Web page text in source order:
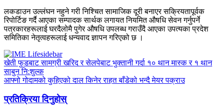
लकडाउन उल्लंघन नहुने गरी निश्चित सामाजिक दूरी बनाएर सक्रियतापूर्वक
रिपोर्टिङ गर्दै आएका सम्पादक सार्थक लगायत नियमित औषधि सेवन गर्नुपर्ने
पत्रकारहरूलाई घरदैलोमै पुगेर औषधि उपलब्ध गराउँदै आएका उपत्यका प्रदेश
समितिका नेतृत्वहरूलाई धन्यवाद ज्ञापन गरिएको छ ।
खेती फुडबाट सामग्री खरिद र सेलपेबाट भुक्तानी गर्दा १० थान मास्क र १ थान
साबुन नि:शुल्क
आफ्नो गोदामको कुहिएको दाल किनेर राहत बाँडेको भन्दै मेयर पक्राउ
प्रतिक्रिया दिनुहोस्